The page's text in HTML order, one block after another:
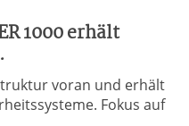
1000 erhält
voran und erhält
Fokus auf